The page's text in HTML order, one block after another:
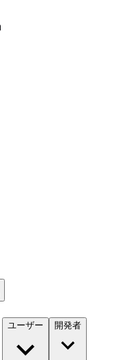
ユーザー 開発者​